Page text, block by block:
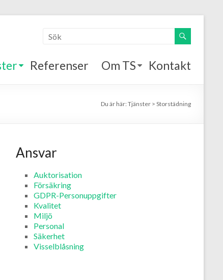
Referenser Om TS Kontakt
Du är här: Tjänster > Storstädning
Ansvar
Auktorisation
Försäkring
GDPR-Personuppgifter
Kvalitet
Miljö
Personal
Säkerhet
Visselblåsning